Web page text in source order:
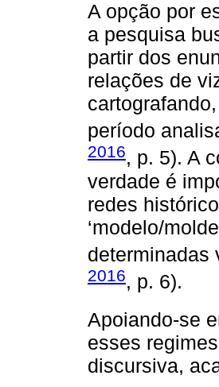
A opção por
a pesquisa
partir dos
relações de
período
2016, p. 5). A
verdade é
redes
‘modelo/
determinadas
2016, p. 6).
Apoiando-se
esses
discursiva,